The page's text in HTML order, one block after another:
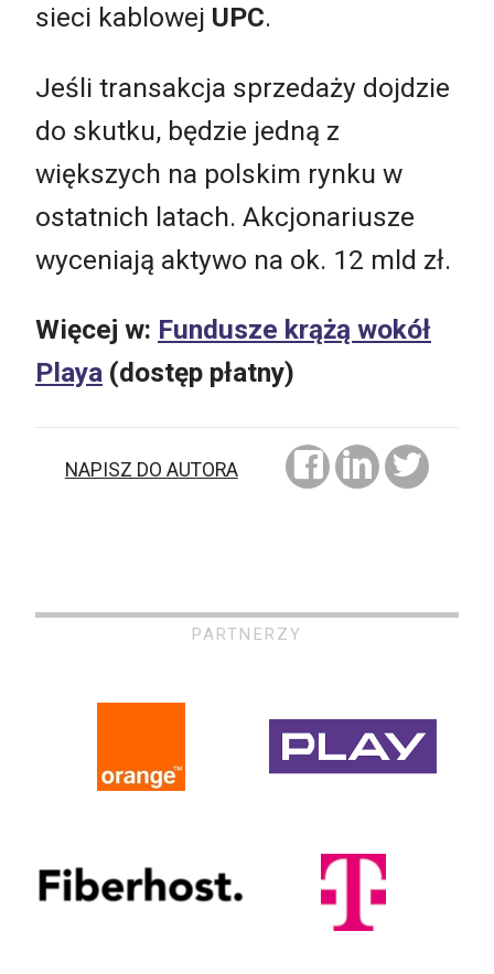
sieci kablowej UPC.
Jeśli transakcja sprzedaży dojdzie
do skutku, będzie jedną z
większych na polskim rynku w
ostatnich latach. Akcjonariusze
wyceniają aktywo na ok. 12 mld zł.
Więcej w: Fundusze krążą wokół
Playa (dostęp płatny)
NAPISZ DO AUTORA
PARTNERZY